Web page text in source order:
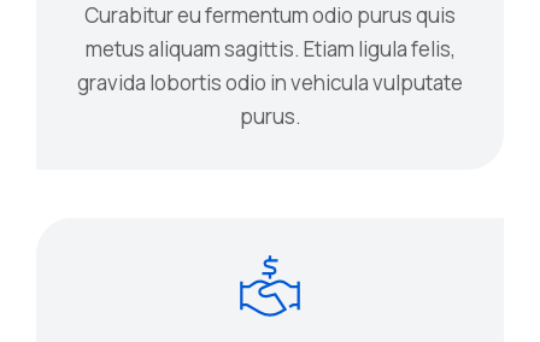
Curabitur eu fermentum odio purus quis
metus aliquam sagittis. Etiam ligula felis,
gravida lobortis odio in vehicula vulputate
purus.